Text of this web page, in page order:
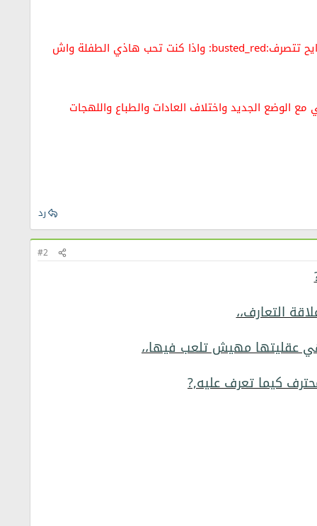
واذا رفضوا بحجة انك بعيد ومايعرفوا عليك والو ومايقدروش يسقسوا عليك:santa_1: كيفاش رايح تتصرف:busted_red: واذا كنت تحب هاذي الطفلة واش
الجديد واختلاف العادات والطباع واللهجات
رد
#2
التعارف،،
عقليتها مهيش تلعب فيها،،
كيما تعرف عليه,?